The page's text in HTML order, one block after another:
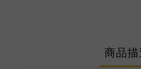
商品描